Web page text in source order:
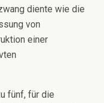
diente wie die
von
einer
fünf, für die